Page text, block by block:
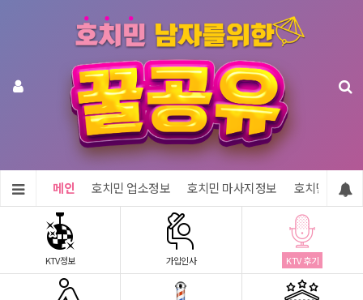
메인 호치민 업소정보 호치민 마사지정보 호치민 숙소
KTV정보 가입인사 KTV 후기